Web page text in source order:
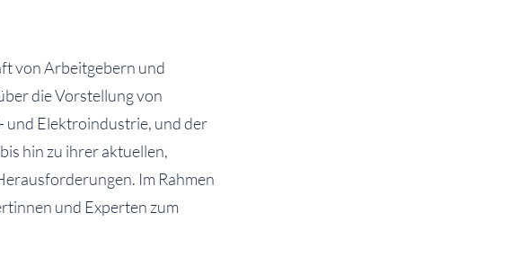
von Arbeitgebern und
die Vorstellung von
und Elektroindustrie, und der
hin zu ihrer aktuellen,
Im Rahmen
und Experten zum